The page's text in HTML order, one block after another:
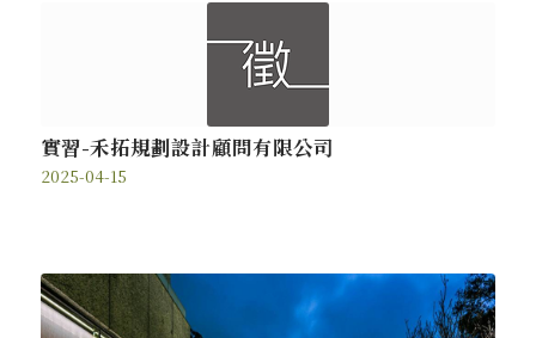
實習-禾拓規劃設計顧問有限公司
2025-04-15